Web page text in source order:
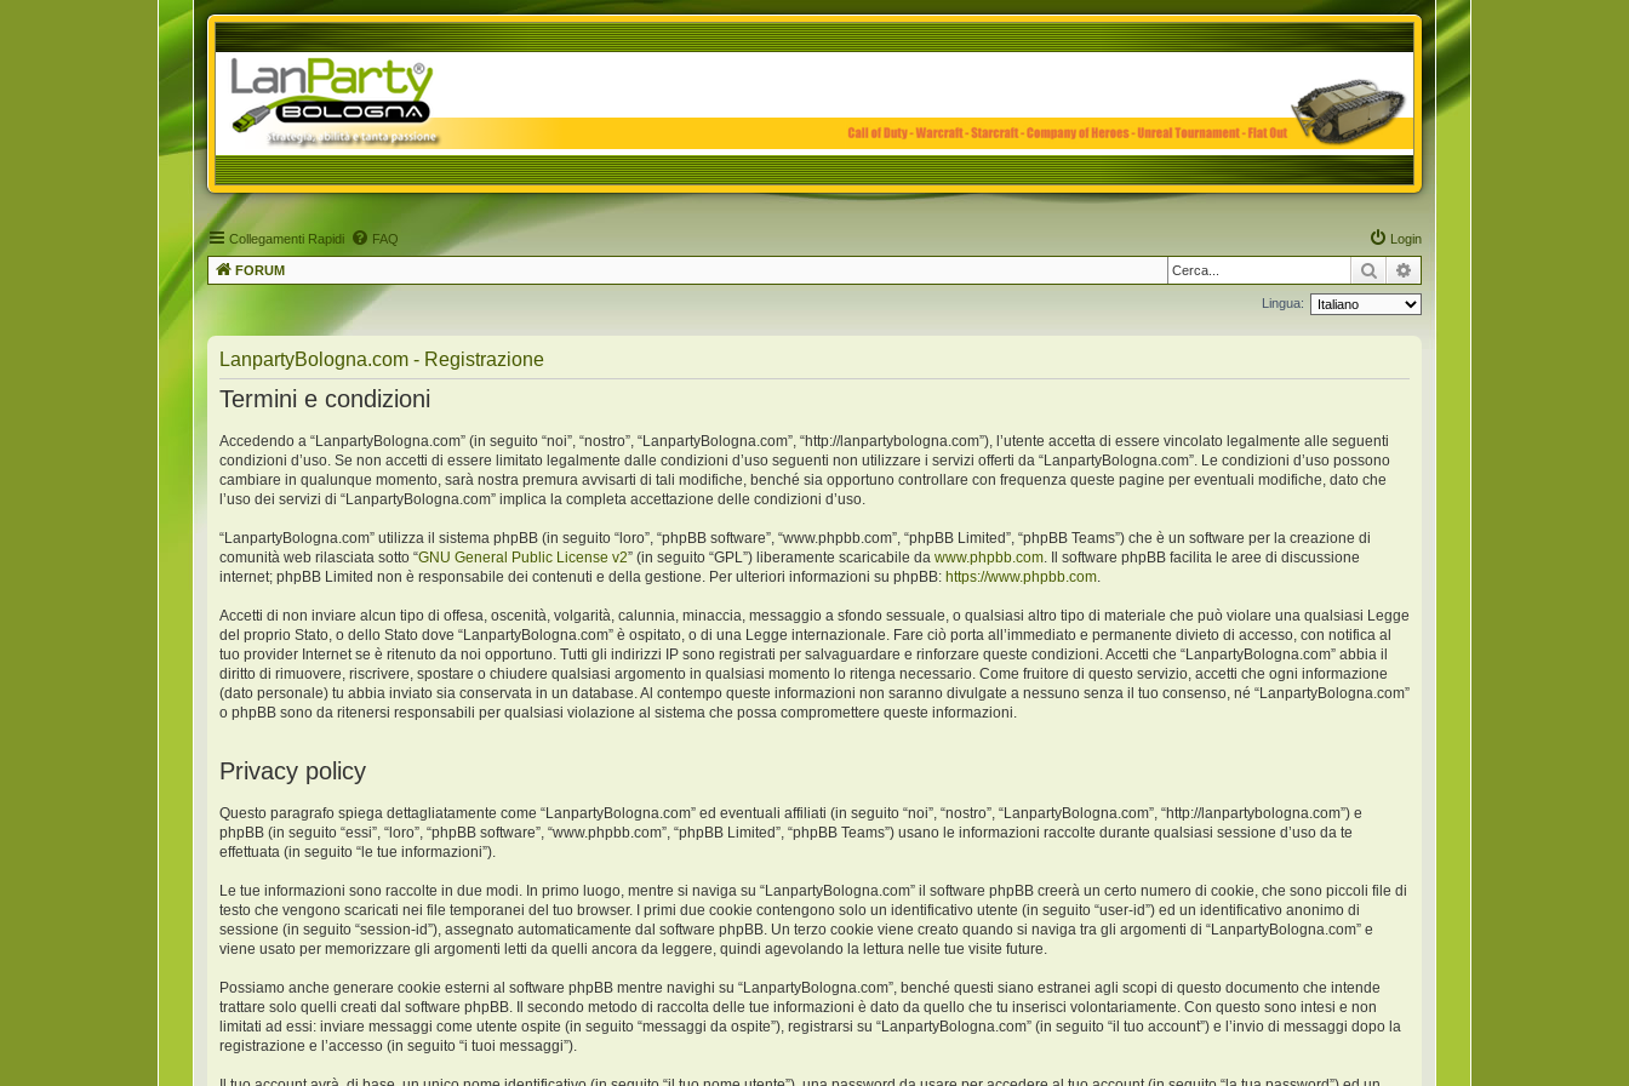
Collegamenti Rapidi FAQ Login
FORUM Cerca
Lingua:
LanpartyBologna.com - Registrazione
Termini e condizioni
Accedendo a “LanpartyBologna.com” (in seguito “noi”, “nostro”, “LanpartyBologna.com”, “http://lanpartybologna.com”), l’utente accetta di essere vincolato legalmente alle seguenti
condizioni d’uso. Se non accetti di essere limitato legalmente dalle condizioni d’uso seguenti non utilizzare i servizi offerti da “LanpartyBologna.com”. Le condizioni d’uso possono
cambiare in qualunque momento, sarà nostra premura avvisarti di tali modifiche, benché sia opportuno controllare con frequenza queste pagine per eventuali modifiche, dato che
l’uso dei servizi di “LanpartyBologna.com” implica la completa accettazione delle condizioni d’uso.
“LanpartyBologna.com” utilizza il sistema phpBB (in seguito “loro”, “phpBB software”, “www.phpbb.com”, “phpBB Limited”, “phpBB Teams”) che è un software per la creazione di
comunità web rilasciata sotto “GNU General Public License v2” (in seguito “GPL”) liberamente scaricabile da www.phpbb.com . Il software phpBB facilita le aree di discussione
internet; phpBB Limited non è responsabile dei contenuti e della gestione. Per ulteriori informazioni su phpBB: https://www.phpbb.com
Accetti di non inviare alcun tipo di offesa, oscenità, volgarità, calunnia, minaccia, messaggio a sfondo sessuale, o qualsiasi altro tipo di materiale che può violare una qualsiasi Legge
del proprio Stato, o dello Stato dove “LanpartyBologna.com” è ospitato, o di una Legge internazionale. Fare ciò porta all’immediato e permanente divieto di accesso, con notifica al
tuo provider Internet se è ritenuto da noi opportuno. Tutti gli indirizzi IP sono registrati per salvaguardare e rinforzare queste condizioni. Accetti che “LanpartyBologna.com” abbia il
diritto di rimuovere, riscrivere, spostare o chiudere qualsiasi argomento in qualsiasi momento lo ritenga necessario. Come fruitore di questo servizio, accetti che ogni informazione
(dato personale) tu abbia inviato sia conservata in un database. Al contempo queste informazioni non saranno divulgate a nessuno senza il tuo consenso, né “LanpartyBologna.com”
o phpBB sono da ritenersi responsabili per qualsiasi violazione al sistema che possa compromettere queste informazioni.
Privacy policy
Questo paragrafo spiega dettagliatamente come “LanpartyBologna.com” ed eventuali affiliati (in seguito “noi”, “nostro”, “LanpartyBologna.com”, “http://lanpartybologna.com”) e
phpBB (in seguito “essi”, “loro”, “phpBB software”, “www.phpbb.com”, “phpBB Limited”, “phpBB Teams”) usano le informazioni raccolte durante qualsiasi sessione d’uso da te
effettuata (in seguito “le tue informazioni”).
Le tue informazioni sono raccolte in due modi. In primo luogo, mentre si naviga su “LanpartyBologna.com” il software phpBB creerà un certo numero di cookie, che sono piccoli file di
testo che vengono scaricati nei file temporanei del tuo browser. I primi due cookie contengono solo un identificativo utente (in seguito “user-id”) ed un identificativo anonimo di
sessione (in seguito “session-id”), assegnato automaticamente dal software phpBB. Un terzo cookie viene creato quando si naviga tra gli argomenti di “LanpartyBologna.com” e
viene usato per memorizzare gli argomenti letti da quelli ancora da leggere, quindi agevolando la lettura nelle tue visite future.
Possiamo anche generare cookie esterni al software phpBB mentre navighi su “LanpartyBologna.com”, benché questi siano estranei agli scopi di questo documento che intende
trattare solo quelli creati dal software phpBB. Il secondo metodo di raccolta delle tue informazioni è dato da quello che tu inserisci volontariamente. Con questo sono intesi e non
limitati ad essi: inviare messaggi come utente ospite (in seguito “messaggi da ospite”), registrarsi su “LanpartyBologna.com” (in seguito “il tuo account”) e l’invio di messaggi dopo la
registrazione e l’accesso (in seguito “i tuoi messaggi”).